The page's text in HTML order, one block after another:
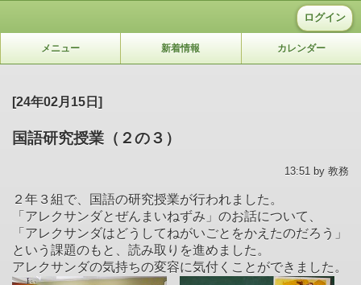
ログイン
メニュー 新着情報 カレンダー
[24年02月15日]
国語研究授業（２の３）
13:51 by 教務
２年３組で、国語の研究授業が行われました。
「アレクサンダとぜんまいねずみ」のお話について、
「アレクサンダはどうしてねがいごとをかえたのだろう」
という課題のもと、読み取りを進めました。
アレクサンダの気持ちの変容に気付くことができました。